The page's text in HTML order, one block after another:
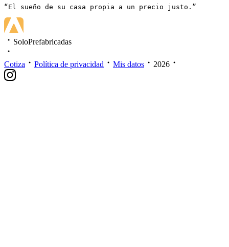
“El sueño de su casa propia a un precio justo.”
SoloPrefabricadas
Cotiza Política de privacidad Mis datos 2026